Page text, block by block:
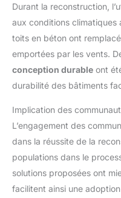
Durant la reconstruction,
aux conditions climatiques
toits en béton ont
emportées par les vents.
conception durable ont
durabilité des bâtiments
Implication des
L’engagement des
dans la réussite de la
populations dans le
solutions proposées ont
facilitent ainsi une